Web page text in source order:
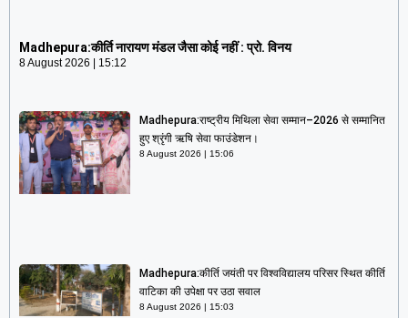
Madhepura:कीर्ति नारायण मंडल जैसा कोई नहीं : प्रो. विनय
8 August 2026 15:12
Madhepura:राष्ट्रीय मिथिला सेवा सम्मान–2026 से सम्मानित
हुए श्रृंगी ऋषि सेवा फाउंडेशन।
8 August 2026 15:06
Madhepura:कीर्ति जयंती पर विश्वविद्यालय परिसर स्थित कीर्ति
वाटिका की उपेक्षा पर उठा सवाल
8 August 2026 15:03